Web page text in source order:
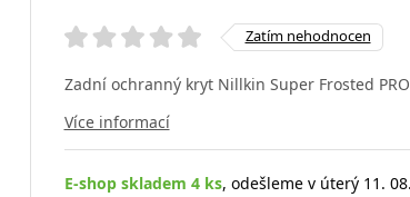
Zatím nehodnocen
Zadní ochranný kryt Nillkin Super Frosted
Více informací
E-shop skladem 4 ks, odešleme v úterý 11. 08.